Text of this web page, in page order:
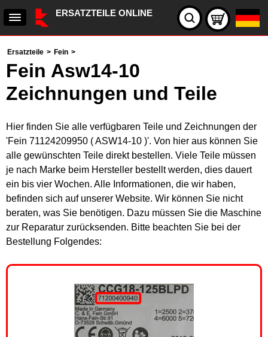
ERSATZTEILE ONLINE
Ersatzteile > Fein >
Fein Asw14-10
Zeichnungen und Teile
Hier finden Sie alle verfügbaren Teile und Zeichnungen der
'Fein 71124209950 ( ASW14-10 )'. Von hier aus können Sie
alle gewünschten Teile direkt bestellen. Viele Teile müssen
je nach Marke beim Hersteller bestellt werden, dies dauert
ein bis vier Wochen. Alle Informationen, die wir haben,
befinden sich auf unserer Website. Wir können Sie nicht
beraten, was Sie benötigen. Dazu müssen Sie die Maschine
zur Reparatur zurücksenden. Bitte beachten Sie bei der
Bestellung Folgendes: